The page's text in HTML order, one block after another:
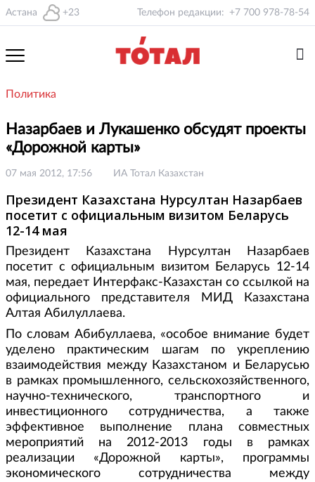
Астана +23 Телефон редакции: +7 700 978-78-54
Политика
Назарбаев и Лукашенко обсудят проекты
«Дорожной карты»
07 мая 2012, 17:56 ИА Тотал Казахстан
Президент Казахстана Нурсултан Назарбаев
посетит с официальным визитом Беларусь
12-14 мая
Президент Казахстана Нурсултан Назарбаев
посетит с официальным визитом Беларусь 12-14
мая, передает Интерфакс-Казахстан со ссылкой на
официального представителя МИД Казахстана
Алтая Абилуллаева.
По словам Абибуллаева, «особое внимание будет
уделено практическим шагам по укреплению
взаимодействия между Казахстаном и Беларусью
в рамках промышленного, сельскохозяйственного,
научно-технического, транспортного и
инвестиционного сотрудничества, а также
эффективное выполнение плана совместных
мероприятий на 2012-2013 годы в рамках
реализации «Дорожной карты», программы
экономического сотрудничества между